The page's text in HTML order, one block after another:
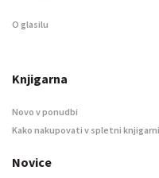
O glasilu
Knjigarna
Novo v ponudbi
Kako nakupovati v spletni knjigarni
Novice